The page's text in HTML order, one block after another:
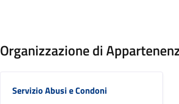
Organizzazione di
Servizio Abusi e Condoni